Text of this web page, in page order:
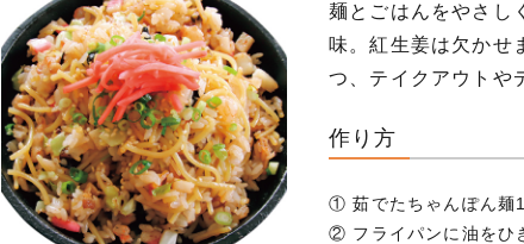
麺とごはんをやさし
味。紅生姜は欠かせ
つ、テイクアウトや
作り方
① 茹でたちゃんぽん麺
② フライパンに油をひ